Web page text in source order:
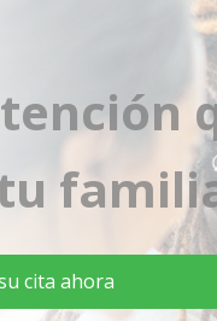
cita ahora